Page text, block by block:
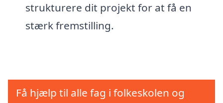
strukturere dit projekt for at få en
stærk fremstilling.
Få hjælp til alle fag i folkeskolen og